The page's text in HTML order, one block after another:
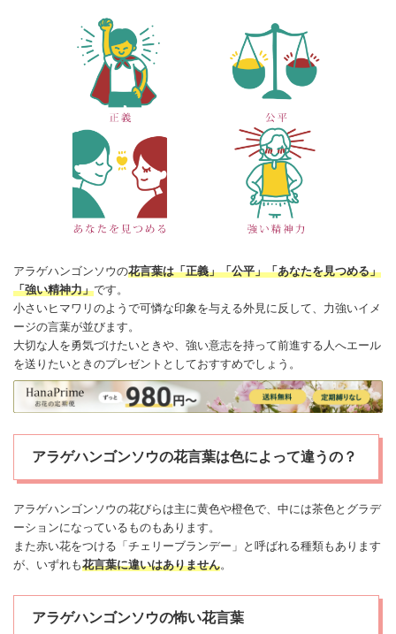
アラゲハンゴンソウの花言葉は「正義」「公平」「あなたを見つめる」
「強い精神力」です。
小さいヒマワリ のようで可憐な印象を与える外見に反して、力強いイメ
ージの言葉が並びます。
大切な人を勇気づけたいときや、強い意志を持って前進する人へエール
を送りたいときのプレゼントとしておすすめでしょう。
アラゲハンゴンソウの花言葉は色によって違うの？
アラゲハンゴンソウの花びらは主に黄色や橙色で、中には茶色とグラデ
ーションになっているものもあります。
また赤い花をつける「チェリーブランデー」と呼ばれる種類もあります
が、いずれも花言葉に違いはありません。
アラゲハンゴンソウの怖い花言葉